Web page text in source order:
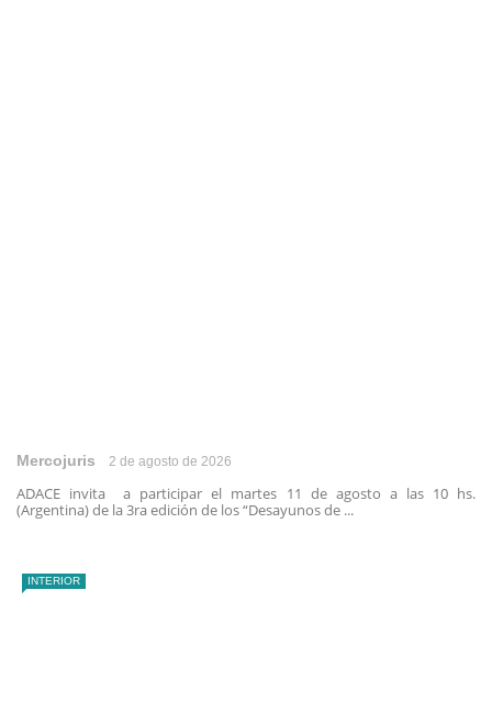
Mercojuris 2 de agosto de 2026
ADACE invita a participar el martes 11 de agosto a las 10 hs.
(Argentina) de la 3ra edición de los “Desayunos de ...
INTERIOR